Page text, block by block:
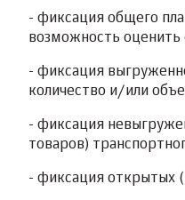
- фиксация общего
возможность оценить
- фиксация
количество и/или
- фиксация
товаров)
- фиксация открытых